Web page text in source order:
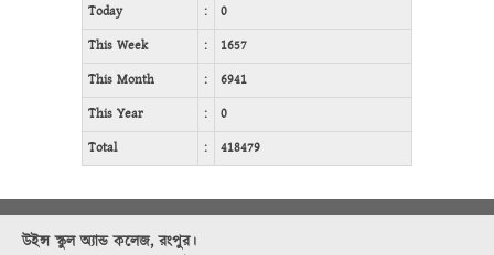
Today :
0
This Week
:
1657
This Month
:
6941
This Year
:
0
Total
: 418479
উইন্স স্কুল অ্যান্ড কলেজ, রংপুর।